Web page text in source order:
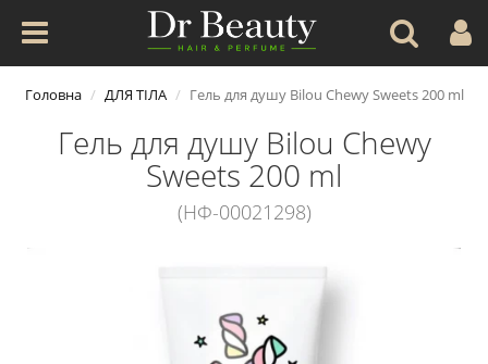
Головна ДЛЯ ТІЛА Гель для душу Bilou Chewy Sweets 200 ml
Гель для душу Bilou Chewy
Sweets 200 ml
(НФ-00021298)